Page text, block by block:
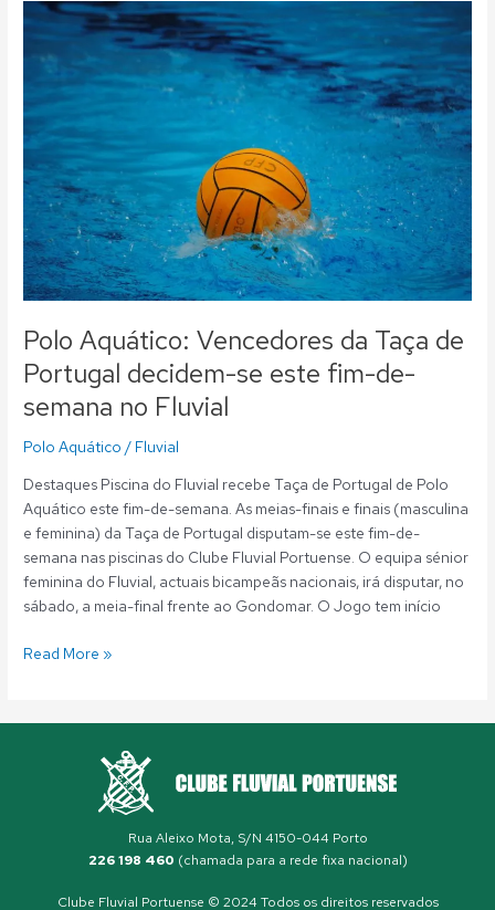
Polo Aquático: Vencedores da Taça de
Portugal decidem-se este fim-de-
semana no Fluvial
Polo Aquático / Fluvial
Destaques Piscina do Fluvial recebe Taça de Portugal de Polo
Aquático este fim-de-semana. As meias-finais e finais (masculina
e feminina) da Taça de Portugal disputam-se este fim-de-
semana nas piscinas do Clube Fluvial Portuense. O equipa sénior
feminina do Fluvial, actuais bicampeãs nacionais, irá disputar, no
sábado, a meia-final frente ao Gondomar. O Jogo tem início
Polo
Aquático:
Vencedores
da
Taça
de
Portugal
decidem-
este
fim-
de-
semana
no
Fluvial
Read More »
Rua Aleixo Mota, S/N 4150-044 Porto
226 198 460 (chamada para a rede fixa nacional)
Clube Fluvial Portuense © 2024 Todos os direitos reservados